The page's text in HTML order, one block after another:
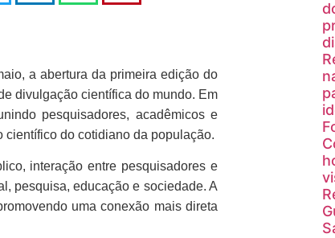
a abertura da primeira edição do
divulgação científica do mundo. Em
pesquisadores, acadêmicos e
científico do cotidiano da população.
interação entre pesquisadores e
pesquisa, educação e sociedade. A
uma conexão mais direta